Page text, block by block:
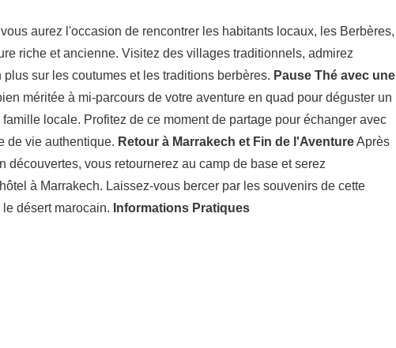
vous aurez l'occasion de rencontrer les habitants locaux, les Berbères,
riche et ancienne. Visitez des villages traditionnels, admirez
sur les coutumes et les traditions berbères. Pause Thé avec une
méritée à mi-parcours de votre aventure en quad pour déguster un
locale. Profitez de ce moment de partage pour échanger avec
de vie authentique. Retour à Marrakech et Fin de l'AventureAprès
découvertes, vous retournerez au camp de base et serez
à Marrakech. Laissez-vous bercer par les souvenirs de cette
désert marocain. Informations Pratiques